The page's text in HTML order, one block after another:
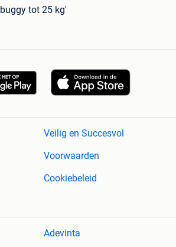
tot 25 kg'
Veilig en Succesvol
Voorwaarden
Cookiebeleid
Adevinta